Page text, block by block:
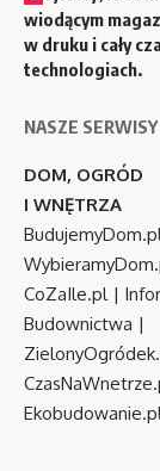
wiodącym
w druku i cały
technologiach.
NASZE SERWISY
DOM, OGRÓD
I WNĘTRZA
CoZaIle.pl|
Budownictwa |